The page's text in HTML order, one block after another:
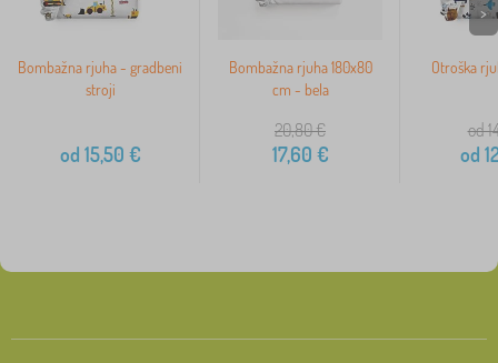
Bombažna rjuha - gradbeni
stroji
od 15,50 €
Bombažna rjuha 180x80
cm - bela
20,80€
17,60 €
Otroška
od
od
>